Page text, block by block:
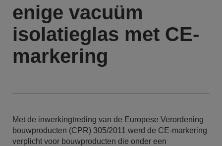
enige vacuüm
isolatieglas met CE-
markering
Met de inwerkingtreding van de Europese Verordening
bouwproducten (CPR) 305/2011 werd de CE-markering
verplicht voor bouwproducten die onder een